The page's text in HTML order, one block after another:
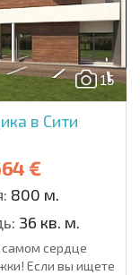
15
в Сити
€
800 м.
36 кв. м.
сердце
Если вы ищете